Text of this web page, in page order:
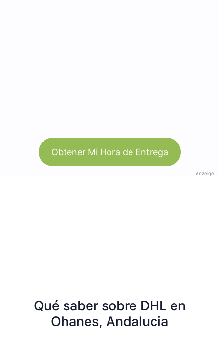
Obtener Mi Hora de Entrega
Anzeige
Qué saber sobre DHL en
Ohanes, Andalucia